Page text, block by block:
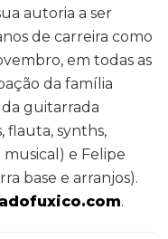
autoria a ser
de carreira como
em todas as
da família
da guitarrada
flauta, synths,
e Felipe
base e arranjos).
.